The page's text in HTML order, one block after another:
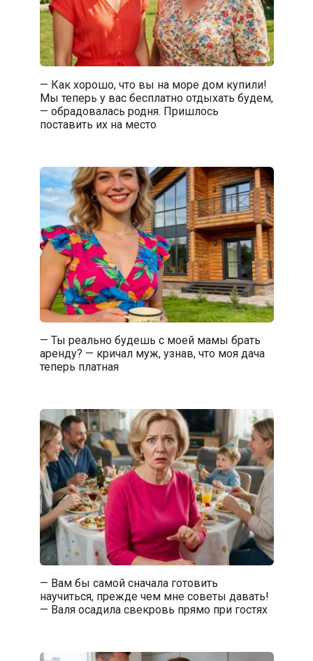
— Как хорошо, что вы на море дом купили!
Мы теперь у вас бесплатно отдыхать будем,
— обрадовалась родня. Пришлось
поставить их на место
— Ты реально будешь с моей мамы брать
аренду? — кричал муж, узнав, что моя дача
теперь платная
— Вам бы самой сначала готовить
научиться, прежде чем мне советы давать!
— Валя осадила свекровь прямо при гостях